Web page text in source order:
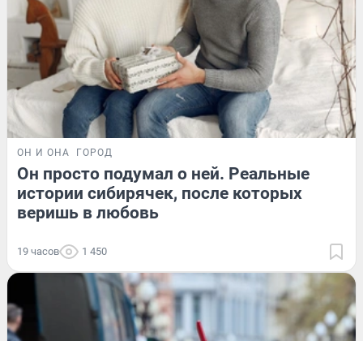
ОН И ОНА ГОРОД
Он просто подумал о ней. Реальные
истории сибирячек, после которых
веришь в любовь
19 часов 1 450